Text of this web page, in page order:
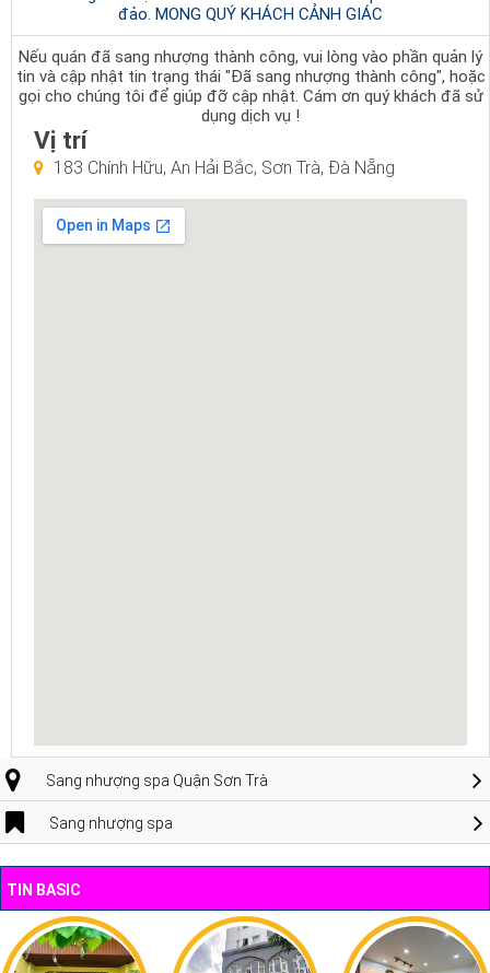
đảo. MONG QUÝ KHÁCH CẢNH GIÁC
Nếu quán đã sang nhượng thành công, vui lòng vào phần quản lý
tin và cập nhật tin trạng thái "Đã sang nhượng thành công", hoặc
gọi cho chúng tôi để giúp đỡ cập nhật. Cám ơn quý khách đã sử
dụng dịch vụ !
Vị trí
183 Chính Hữu, An Hải Bắc, Sơn Trà, Đà Nẵng
Sang nhượng spa Quận Sơn Trà
Sang nhượng spa
TIN BASIC